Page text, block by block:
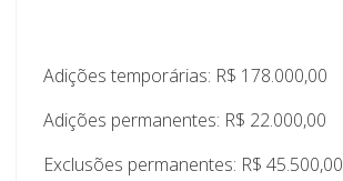
 Adições temporárias: R$ 178.000,00
 Adições permanentes: R$ 22.000,00
 Exclusões permanentes: R$ 45.500,00